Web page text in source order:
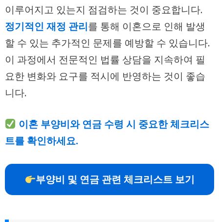
이루어지고 있는지 점검하는 것이 중요합니다.
정기적인 재정 관리를 통해 이혼으로 인해 발생
할 수 있는 추가적인 문제를 예방할 수 있습니다.
이 과정에서 전문적인 법률 상담을 지속하여 필
요한 변화와 요구를 적시에 반영하는 것이 좋습
니다.
이혼 부양비와 연금 수령 시 중요한 체크리스
트를 확인하세요.
부양비 및 연금 관련 체크리스트 보기